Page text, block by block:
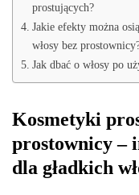
prostujących?
Jakie efekty można
włosy bez
Jak dbać o włosy po
Kosmetyki
prostownicy –
dla gładkich